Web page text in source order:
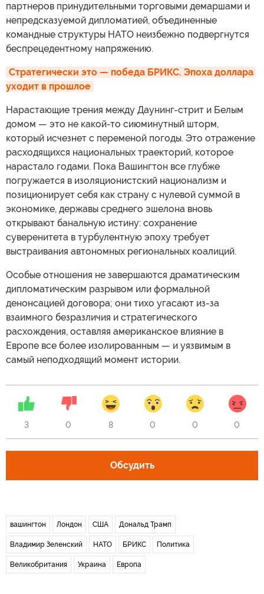
партнеров принудительными торговыми демаршами и
непредсказуемой дипломатией, объединенные
командные структуры НАТО неизбежно подвергнутся
беспрецедентному напряжению.
Стратегически это — победа БРИКС. Эпоха доллара
уходит в прошлое
Нарастающие трения между Даунинг-стрит и Белым
домом — это не какой-то сиюминутный шторм,
который исчезнет с переменой погоды. Это отражение
расходящихся национальных траекторий, которое
нарастало годами. Пока Вашингтон все глубже
погружается в изоляционистский национализм и
позиционирует себя как страну с нулевой суммой в
экономике, державы среднего эшелона вновь
открывают банальную истину: сохранение
суверенитета в турбулентную эпоху требует
выстраивания автономных региональных коалиций.
Особые отношения не завершаются драматическим
дипломатическим разрывом или формальной
денонсацией договора; они тихо угасают из-за
взаимного безразличия и стратегического
расхождения, оставляя американское влияние в
Европе все более изолированным — и уязвимым в
самый неподходящий момент истории.
3 0 8 0 0 0
Обсудить
вашингтон Лондон США Дональд Трамп
Владимир Зеленский НАТО БРИКС Политика
Великобритания Украина Европа